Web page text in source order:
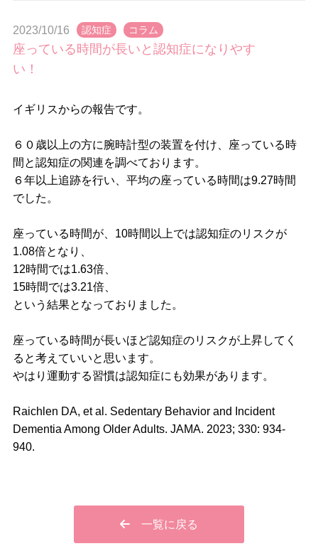
2023/10/16 認知症 コラム
座っている時間が長いと認知症になりやす
い！
イギリスからの報告です。
６０歳以上の方に腕時計型の装置を付け、座っている時
間と認知症の関連を調べております。
６年以上追跡を行い、平均の座っている時間は9.27時間
でした。
座っている時間が、10時間以上では認知症のリスクが
1.08倍となり、
12時間では1.63倍、
15時間では3.21倍、
という結果となっておりました。
座っている時間が長いほど認知症のリスクが上昇してく
ると考えていいと思います。
やはり運動する習慣は認知症にも効果があります。
Raichlen DA, et al. Sedentary Behavior and Incident
Dementia Among Older Adults. JAMA. 2023; 330: 934-
940.
一覧に戻る
末梢神経障害
神経免疫疾患
筋疾患
髄小脳変性症
筋萎縮性側索硬化症（ALS）
小児科
一般内科
採用情報